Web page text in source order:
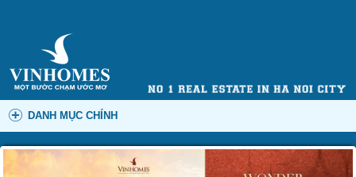
DANH MỤC CHÍNH